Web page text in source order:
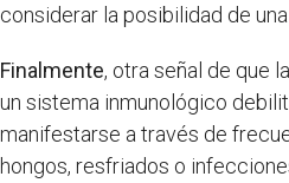
considerar la posibilidad de
Finalmente, otra señal de que
un sistema inmunológico
manifestarse a través de
hongos, resfriados o